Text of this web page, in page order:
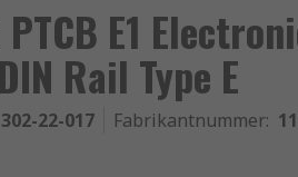
E1
Rail Type E
302-22-017 Fabrikantnummer: